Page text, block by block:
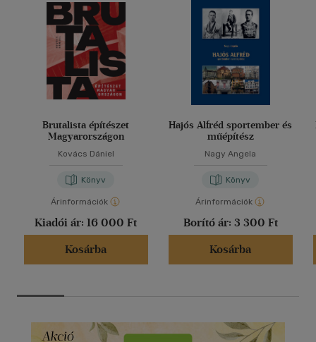
Brutalista építészet
Magyarországon
Kovács Dániel
Könyv
Árinformációk
Kiadói ár: 16 000 Ft
Kosárba
Hajós Alfréd sportember és
műépítész
Nagy Angela
Könyv
Árinformációk
Borító ár: 3 300 Ft
Kosárba